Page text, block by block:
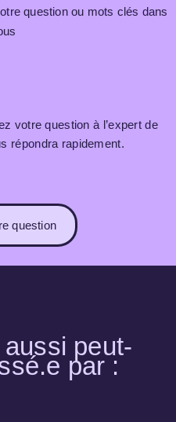
question ou mots clés dans
votre question à l’expert de
répondra rapidement.
question
peut-
par :